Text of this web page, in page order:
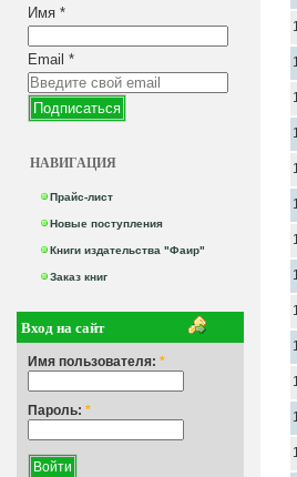
Имя *
Email *
НАВИГАЦИЯ
Прайс-лист
Новые поступления
Книги издательства "Фаир"
Заказ книг
Вход на сайт
Имя пользователя: *
Пароль: *